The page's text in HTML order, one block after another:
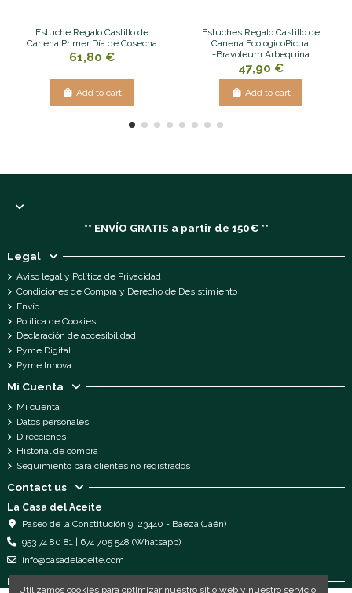
Estuche Regalo Castillo de
Canena Primer Día de Cosecha
61,80 €
Add to cart
Estuches Regalo Castillo de
Canena EcológicoPicual
+Bravoleum Arbequina
47,90 €
Add to cart
** ENVÍO GRATIS a partir de 150€ **
Legal
Aviso legal y Política de Privacidad
Condiciones de Compra y Derecho de Desistimiento
Envío
Política de Cookies
Declaración de accesibilidad
Pyme Digital
Pyme Innova
Mi Cuenta
Mi cuenta
Datos personales
Direcciones
Historial de compra
Seguimiento para clientes no registrados
Contact us
La Casa del Aceite
Paseo de la Constitución 9, 23440 - Baeza (Jaén)
953 74 80 81 | 674 705 548 (Whatsapp)
info@casadelaceite.com
Follow us
Utilizamos cookies para optimizar nuestro sitio web y nuestro servicio.